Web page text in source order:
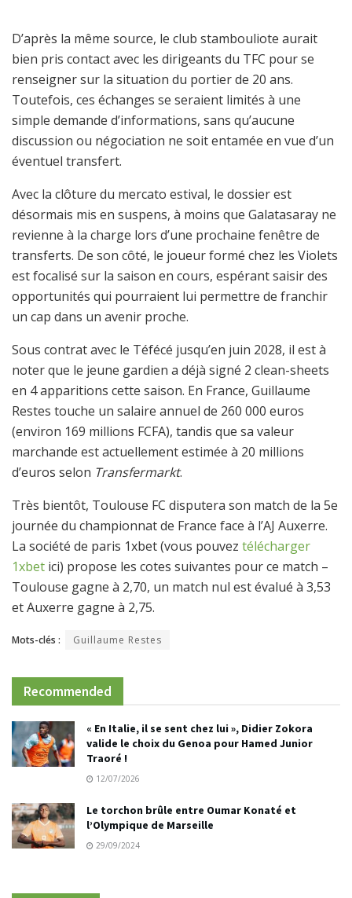
D’après la même source, le club stambouliote aurait
bien pris contact avec les dirigeants du TFC pour se
renseigner sur la situation du portier de 20 ans.
Toutefois, ces échanges se seraient limités à une
simple demande d’informations, sans qu’aucune
discussion ou négociation ne soit entamée en vue d’un
éventuel transfert.
Avec la clôture du mercato estival, le dossier est
désormais mis en suspens, à moins que Galatasaray ne
revienne à la charge lors d’une prochaine fenêtre de
transferts. De son côté, le joueur formé chez les Violets
est focalisé sur la saison en cours, espérant saisir des
opportunités qui pourraient lui permettre de franchir
un cap dans un avenir proche.
Sous contrat avec le Téfécé jusqu’en juin 2028, il est à
noter que le jeune gardien a déjà signé 2 clean-sheets
en 4 apparitions cette saison. En France, Guillaume
Restes touche un salaire annuel de 260 000 euros
(environ 169 millions FCFA), tandis que sa valeur
marchande est actuellement estimée à 20 millions
d’euros selon Transfermarkt.
Très bientôt, Toulouse FC disputera son match de la 5e
journée du championnat de France face à l’AJ Auxerre.
La société de paris 1xbet (vous pouvez télécharger
1xbet ici) propose les cotes suivantes pour ce match –
Toulouse gagne à 2,70, un match nul est évalué à 3,53
et Auxerre gagne à 2,75.
Mots-clés : Guillaume Restes
Recommended
« En Italie, il se sent chez lui », Didier Zokora
valide le choix du Genoa pour Hamed Junior
Traoré !
12/07/2026
Le torchon brûle entre Oumar Konaté et
l’Olympique de Marseille
29/09/2024